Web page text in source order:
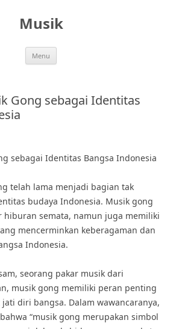
Musik
Menu
Gong sebagai Identitas
sebagai Identitas Bangsa Indonesia
telah lama menjadi bagian tak
budaya Indonesia. Musik gong
hiburan semata, namun juga memiliki
mencerminkan keberagaman dan
Indonesia.
seorang pakar musik dari
musik gong memiliki peran penting
diri bangsa. Dalam wawancaranya,
“musik gong merupakan simbol